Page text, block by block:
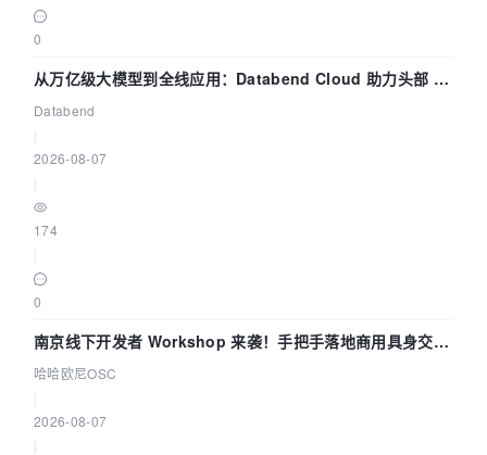
0
从万亿级大模型到全线应用：Databend Cloud 助力头部 AI
企业构建全链路 Trace 数据管道
Databend
2026-08-07
174
0
南京线下开发者 Workshop 来袭！手把手落地商用具身交互
智能 Agent 应用
哈哈欧尼OSC
2026-08-07